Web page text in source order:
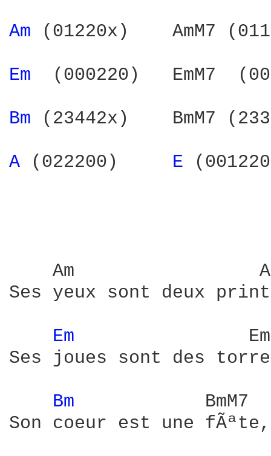
Am (01220x)    AmM7
Em (000220)   EmM7
Bm (23442x)    BmM7
A (022200) E
Am
Ses yeux sont deux
Em
Ses joues sont des
Bm
Son coeur est une